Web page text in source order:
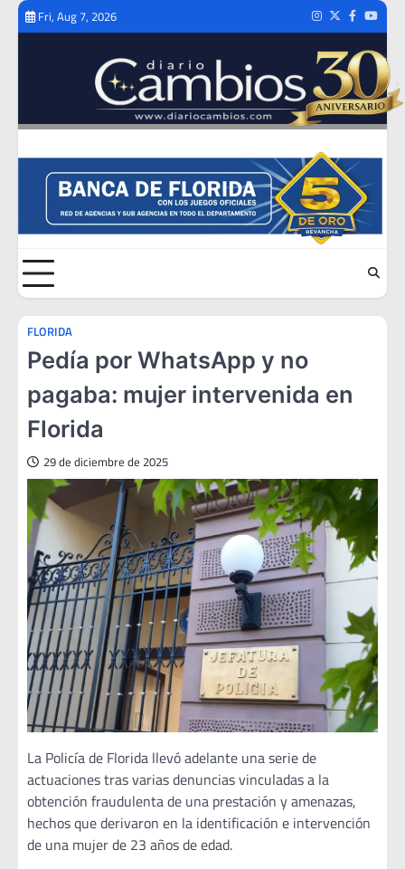
Skip
Fri, Aug 7, 2026 Instagram
TwitterFacebook
FLORIDA
Pedía por WhatsApp y no
pagaba: mujer intervenida en
Florida
29 de diciembre de 2025
La Policía de Florida llevó adelante una serie de
actuaciones tras varias denuncias vinculadas a la
obtención fraudulenta de una prestación y amenazas,
hechos que derivaron en la identificación e intervención
de una mujer de 23 años de edad.